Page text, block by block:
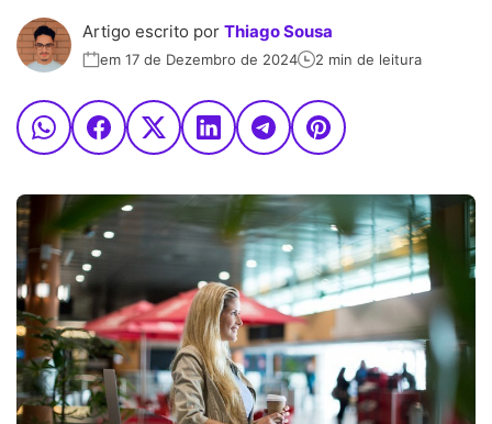
Artigo escrito por Thiago Sousa
em 17 de Dezembro de 2024 2 min de leitura